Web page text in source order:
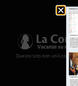
Questo sito non utilizza